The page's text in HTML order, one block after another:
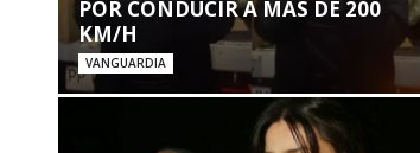
POR CONDUCIR A MÁS DE 200
KM/H
VANGUARDIA